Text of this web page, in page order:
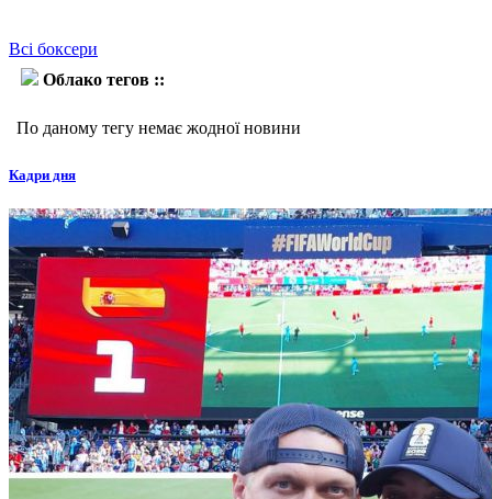
Всі боксери
Облако тегов ::
По даному тегу немає жодної новини
Кадри дня